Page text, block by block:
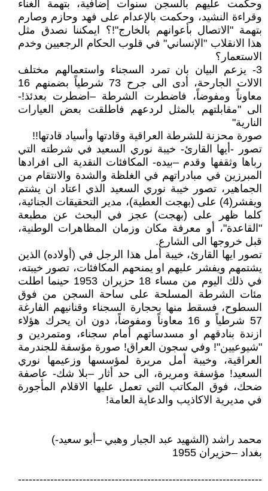
وحكمت عليهم بالسجن سنوات إضافية، بتهمة الغناء
وقراءة النشيد، وحكمت بالإعدام على فهد وحازم وصارم
بتهمة "الاتصال بأعوانهم بالخارج"!؟ ايمكننا نصدق مثل
هذا الانقلاب "الإنساني" في قلوب الحكام الرجعيين وخدم
الاستعمار؟
3- يزعم البيان بان تمرد السجناء واستعمالهم مختلف
الالات الجارحة، أدى الى جرح 73 شرطياً بضمنهم 16
معاوناً ومفوضاً، فاضطرت الشرطة –اضطرت بعدئذ!-
الى "مقابلتهم بالمثل لردعهم فاطلقت بعض العيارات
النارية"
صورة محزنة للشرطة العراقية وقادتها وأسياد قادتها!!
تصور -أيها القارئ- خيبة نوري السعيد في شرطته التي
رباها وثقفها وقدم –بيده- المكافئات النقدية الى افرادها
المبرزين في مبادراتهم في الغلظة والشدة والانتقام من
الجماهير، تصور خيبة نوري السعيد الذي اعتاد ان يشتم
ويفشر(4) على (بهجت العطية)، مدير التحقيقات الجنائية،
كلما ظهر على (بهجت) عجز في البحث عن مطبعة
"القاعدة"، أو معرفة مكان وزمان المظاهرات الوطنية،
قبل خروجها الى الشارع.
تصور ايها القارئ، خيبة أمل هذا الرجل في (أولاده) الذين
يشتمهم ويفشر عليهم او يمنحهم المكافئات، تصور خيبته،
في ذلك اليوم من مساء 18 حزيران 1953 حينما اطلت
مئات الشرطة المسلحة على ساحة السجن من فوق
السطوح، فسقط منها بحجارة السجناء وقنانيهم الفارغة
57 شرطياً و 16 معاوناً ومفوضاً، دون ان يحرك هؤلاء
ازندة بنادقهم او مسدساتهم أمام سجناء، ومتمردين و
"شيوعيين"! وفي سجون العراق! صورة مؤسفة للجندرمة
العراقية، وخيبة أمل مريرة لمؤسسها وزعيمها نوري
السعيد! مؤسفة ومريرة، الى حد أثار –بلا شك- عاصفة
ضحك، فوق المكاتب التي تعمل عليها الاقلام المأجورة
في مديرية الاكاذيب والدعاية العامة!
محمد راشد (الشهيد عبد الجبار وهبي –أبو سعيد-)
بغداد –حزيران 1955
--------------------------------------------------------------------